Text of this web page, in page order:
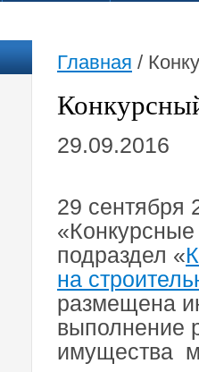
Главная /
29.09.2016
29 сентября
подраздел «
на
размещена
выполнение
имущества